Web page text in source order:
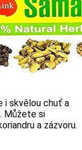
i skvělou chuť a
Můžete si
a zázvoru.